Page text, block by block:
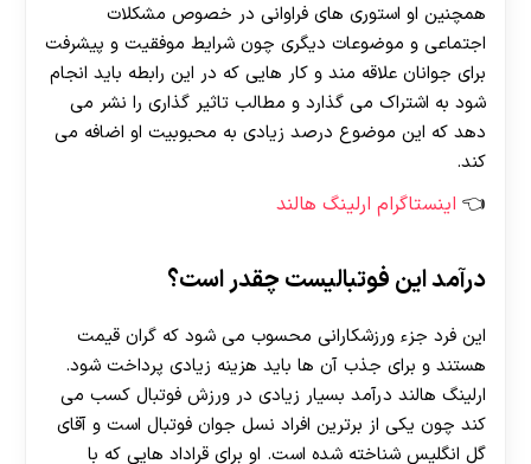
همچنین او استوری های فراوانی در خصوص مشکلات
اجتماعی و موضوعات دیگری چون شرایط موفقیت و پیشرفت
برای جوانان علاقه مند و کار هایی که در این رابطه باید انجام
شود به اشتراک می گذارد و مطالب تاثیر گذاری را نشر می
دهد که این موضوع درصد زیادی به محبوبیت او اضافه می
کند.
اینستاگرام ارلینگ هالند
درآمد این فوتبالیست چقدر است؟
این فرد جزء ورزشکارانی محسوب می شود که گران قیمت
هستند و برای جذب آن ها باید هزینه زیادی پرداخت شود.
ارلینگ هالند درآمد بسیار زیادی در ورزش فوتبال کسب می
کند چون یکی از برترین افراد نسل جوان فوتبال است و آقای
گل انگلیس شناخته شده است. او برای قراداد هایی که با